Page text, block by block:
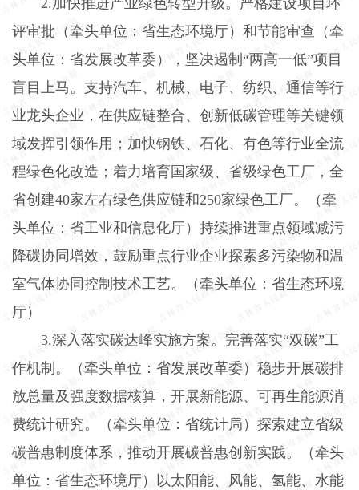
评审批（牵头单位：省生态环境厅）和节能审查（牵
头单位：省发展改革委），坚决遏制“两高一低”项目
盲目上马。支持汽车、机械、电子、纺织、通信等行
业龙头企业，在供应链整合、创新低碳管理等关键领
域发挥引领作用；加快钢铁、石化、有色等行业全流
程绿色化改造；着力培育国家级、省级绿色工厂，全
省创建40家左右绿色供应链和250家绿色工厂。（牵
头单位：省工业和信息化厅）持续推进重点领域减污
降碳协同增效，鼓励重点行业企业探索多污染物和温
室气体协同控制技术工艺。（牵头单位：省生态环境
厅）
3.深入落实碳达峰实施方案。完善落实“双碳”工
作机制。（牵头单位：省发展改革委）稳步开展碳排
放总量及强度数据核算，开展新能源、可再生能源消
费统计研究。（牵头单位：省统计局）探索建立省级
碳普惠制度体系，推动开展碳普惠创新实践。（牵头
单位：省生态环境厅）以太阳能、风能、氢能、水能